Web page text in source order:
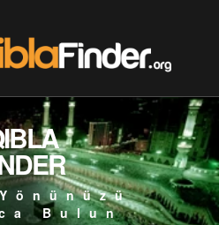
Bulun